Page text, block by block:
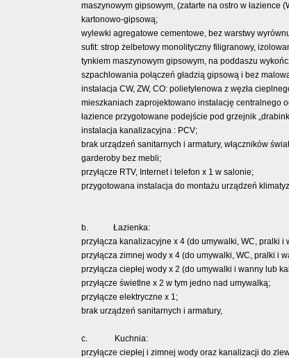
maszynowym gipsowym, (zatarte na ostro w łazience
kartonowo-gipsową;
wylewki agregatowe cementowe, bez warstwy
sufit: strop żelbetowy monolityczny filigranowy,
tynkiem maszynowym gipsowym, na poddaszu
szpachlowania połączeń gładzią gipsową i bez
instalacja CW, ZW, CO: polietylenowa z węzła
mieszkaniach zaprojektowano instalację centralnego
łazience przygotowane podejście pod grzejnik
instalacja kanalizacyjna : PCV;
brak urządzeń sanitarnych i armatury, włączników
garderoby bez mebli;
przyłącze RTV, Internet i telefon x 1 w salonie;
przygotowana instalacja do montażu urządzeń
b. Łazienka:
przyłącza kanalizacyjne x 4 (do umywalki, WC, pralki i
przyłącza zimnej wody x 4 (do umywalki, WC, pralki i
przyłącza ciepłej wody x 2 (do umywalki i wanny lub
przyłącze świetlne x 2 w tym jedno nad umywalką;
przyłącze elektryczne x 1;
brak urządzeń sanitarnych i armatury,
c. Kuchnia:
przyłącze ciepłej i zimnej wody oraz kanalizacji do